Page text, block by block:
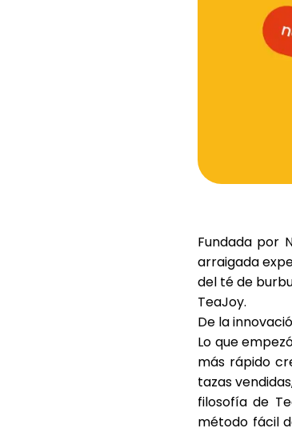
Fundada por
arraigada
del té de
TeaJoy.
De la
Lo que
más rápido
tazas vendidas
filosofía de
método fácil